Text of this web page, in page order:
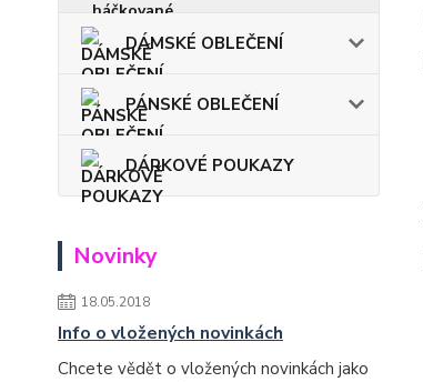
DÁMSKÉ OBLEČENÍ
PÁNSKÉ OBLEČENÍ
DÁRKOVÉ POUKAZY
Novinky
18.05.2018
Info o vložených novinkách
Chcete vědět o vložených novinkách jako